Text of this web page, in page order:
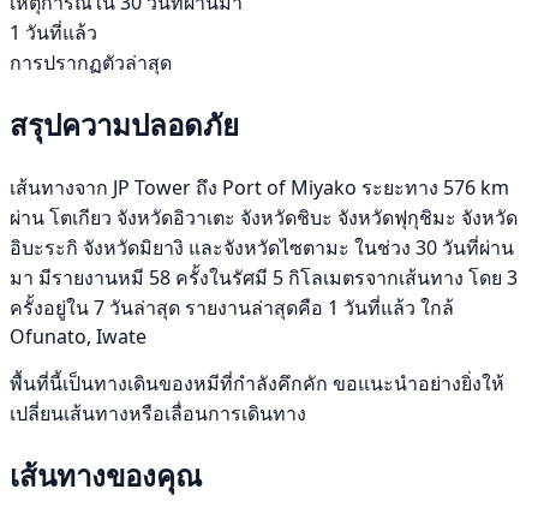
1 วันที่แล้ว
การปรากฏตัวล่าสุด
สรุปความปลอดภัย
เส้นทางจาก JP Tower ถึง Port of Miyako ระยะทาง 576 km
ผ่าน โตเกียว จังหวัดอิวาเตะ จังหวัดชิบะ จังหวัดฟุกุชิมะ จังหวัด
อิบะระกิ จังหวัดมิยางิ และจังหวัดไซตามะ ในช่วง 30 วันที่ผ่าน
มา มีรายงานหมี 58 ครั้งในรัศมี 5 กิโลเมตรจากเส้นทาง โดย 3
ครั้งอยู่ใน 7 วันล่าสุด รายงานล่าสุดคือ 1 วันที่แล้ว ใกล้
Ofunato, Iwate
พื้นที่นี้เป็นทางเดินของหมีที่กำลังคึกคัก ขอแนะนำอย่างยิ่งให้
เปลี่ยนเส้นทางหรือเลื่อนการเดินทาง
เส้นทางของคุณ